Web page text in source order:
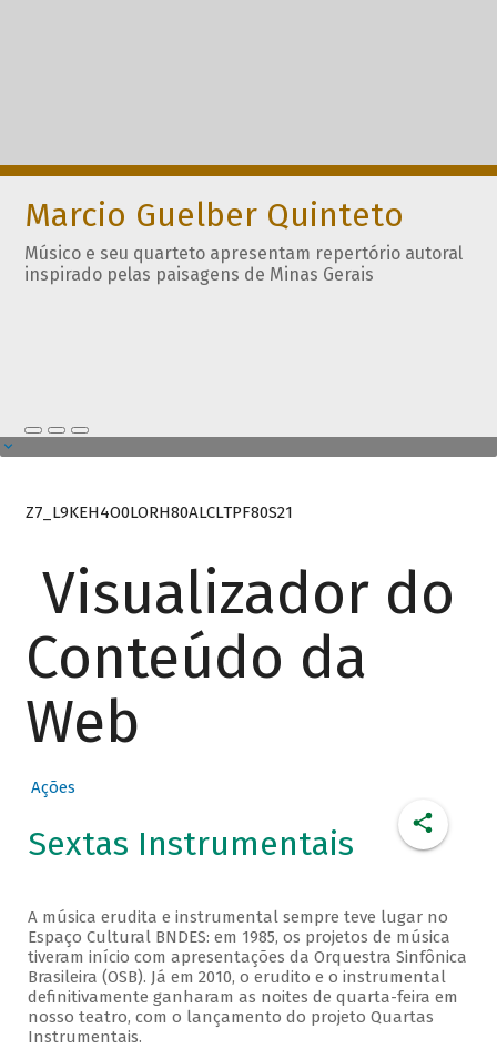
Marcio Guelber Quinteto
Músico e seu quarteto apresentam repertório autoral
inspirado pelas paisagens de Minas Gerais
Z7_L9KEH4O0LORH80ALCLTPF80S21
Visualizador do
Conteúdo da
Web
Ações
Sextas Instrumentais
A música erudita e instrumental sempre teve lugar no
Espaço Cultural BNDES: em 1985, os projetos de música
tiveram início com apresentações da Orquestra Sinfônica
Brasileira (OSB). Já em 2010, o erudito e o instrumental
definitivamente ganharam as noites de quarta-feira em
nosso teatro, com o lançamento do projeto Quartas
Instrumentais.